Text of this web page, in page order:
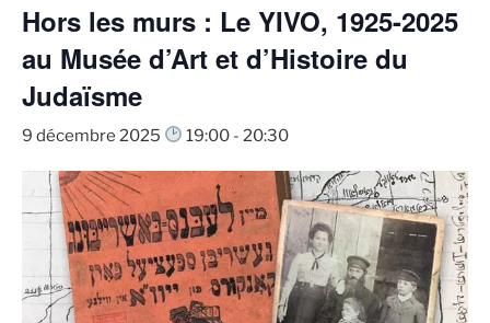
Hors les murs : Le YIVO, 1925-2025
au Musée d’Art et d’Histoire du
Judaïsme
9 décembre 2025 19:00 - 20:30